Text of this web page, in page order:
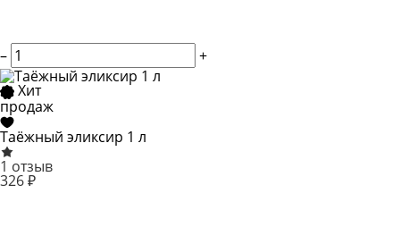
–
+
Хит
продаж
Таёжный эликсир 1 л
1 отзыв
326 ₽